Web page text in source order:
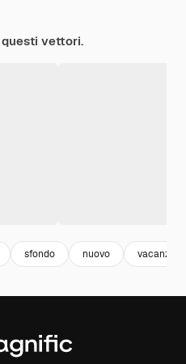
vettori.
sfondo nuovo vacanza